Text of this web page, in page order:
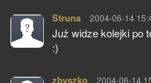
Struna pisze:
2004-06-14
Już widze kolejki po
:)
zbyszko pisze:
2004-06-14